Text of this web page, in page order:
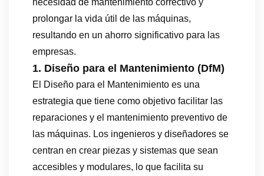
prolongar la vida útil de las máquinas,
resultando en un ahorro significativo para las
empresas.
1. Diseño para el Mantenimiento (DfM)
El Diseño para el Mantenimiento es una
estrategia que tiene como objetivo facilitar las
reparaciones y el mantenimiento preventivo de
las máquinas. Los ingenieros y diseñadores se
centran en crear piezas y sistemas que sean
accesibles y modulares, lo que facilita su